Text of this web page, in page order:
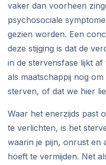
vaker dan voorheen
psychosociale
gezien worden. Een
deze stijging is dat de
in de stervensfase lijkt
als maatschappij nog
sterven, of dat we hier
Waar het enerzijds past
te verlichten, is het
waarin je pijn, onrust en
hoeft te vermijden. Net